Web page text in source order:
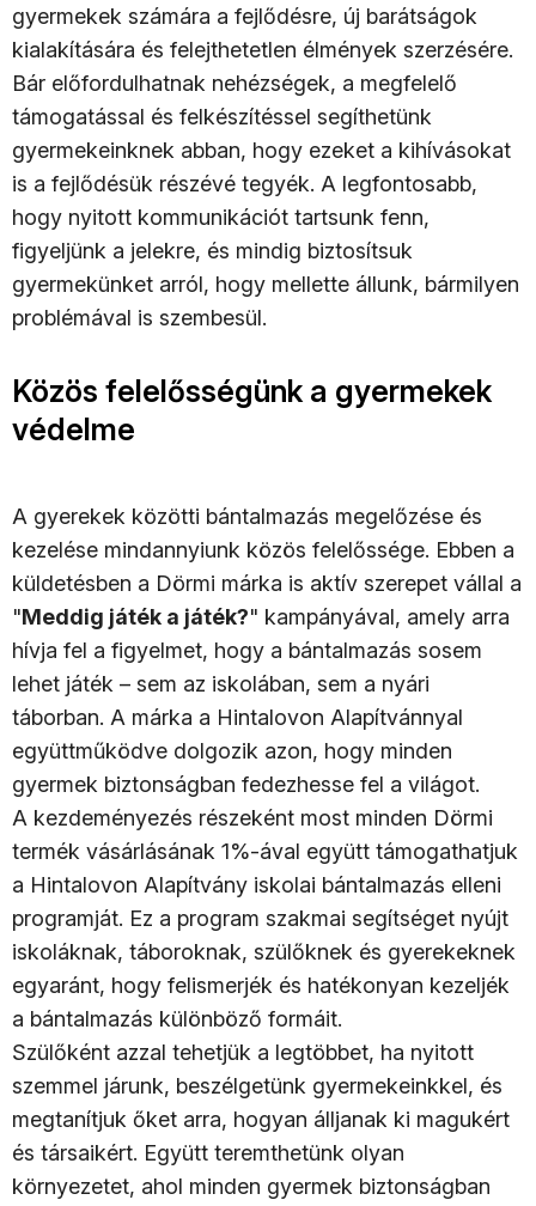
gyermekek számára a fejlődésre, új barátságok
kialakítására és felejthetetlen élmények szerzésére.
Bár előfordulhatnak nehézségek, a megfelelő
támogatással és felkészítéssel segíthetünk
gyermekeinknek abban, hogy ezeket a kihívásokat
is a fejlődésük részévé tegyék. A legfontosabb,
hogy nyitott kommunikációt tartsunk fenn,
figyeljünk a jelekre, és mindig biztosítsuk
gyermekünket arról, hogy mellette állunk, bármilyen
problémával is szembesül.
Közös felelősségünk a gyermekek
védelme
A gyerekek közötti bántalmazás megelőzése és
kezelése mindannyiunk közös felelőssége. Ebben a
küldetésben a Dörmi márka is aktív szerepet vállal a
"Meddig játék a játék?" kampányával, amely arra
hívja fel a figyelmet, hogy a bántalmazás sosem
lehet játék – sem az iskolában, sem a nyári
táborban. A márka a Hintalovon Alapítvánnyal
együttműködve dolgozik azon, hogy minden
gyermek biztonságban fedezhesse fel a világot.
A kezdeményezés részeként most minden Dörmi
termék vásárlásának 1%-ával együtt támogathatjuk
a Hintalovon Alapítvány iskolai bántalmazás elleni
programját. Ez a program szakmai segítséget nyújt
iskoláknak, táboroknak, szülőknek és gyerekeknek
egyaránt, hogy felismerjék és hatékonyan kezeljék
a bántalmazás különböző formáit.
Szülőként azzal tehetjük a legtöbbet, ha nyitott
szemmel járunk, beszélgetünk gyermekeinkkel, és
megtanítjuk őket arra, hogyan álljanak ki magukért
és társaikért. Együtt teremthetünk olyan
környezetet, ahol minden gyermek biztonságban